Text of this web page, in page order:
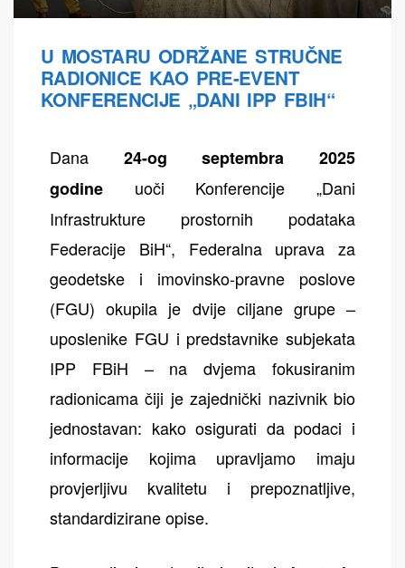
U MOSTARU ODRŽANE STRUČNE
RADIONICE KAO PRE-EVENT
KONFERENCIJE „DANI IPP FBIH“
Dana 24-og septembra 2025
godine uoči Konferencije „Dani
Infrastrukture prostornih podataka
Federacije BiH“, Federalna uprava za
geodetske i imovinsko-pravne poslove
(FGU) okupila je dvije ciljane grupe –
uposlenike FGU i predstavnike subjekata
IPP FBiH – na dvjema fokusiranim
radionicama čiji je zajednički nazivnik bio
jednostavan: kako osigurati da podaci i
informacije kojima upravljamo imaju
provjerljivu kvalitetu i prepoznatljive,
standardizirane opise.